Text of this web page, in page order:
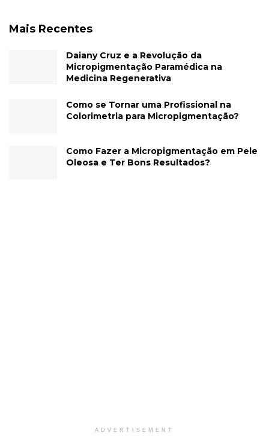
Mais Recentes
Daiany Cruz e a Revolução da
Micropigmentação Paramédica na
Medicina Regenerativa
Como se Tornar uma Profissional na
Colorimetria para Micropigmentação?
Como Fazer a Micropigmentação em Pele
Oleosa e Ter Bons Resultados?
ADVERTISEMENT